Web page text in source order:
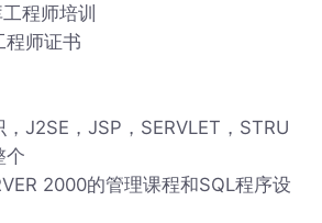
程师培训
程师证书
J2SE，JSP，SERVLET，STRU
个
2000的管理课程和SQL程序设